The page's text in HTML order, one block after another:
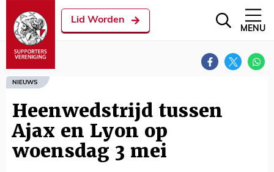
Lid Worden
MENU
NIEUWS
Heenwedstrijd tussen
Ajax en Lyon op
woensdag 3 mei